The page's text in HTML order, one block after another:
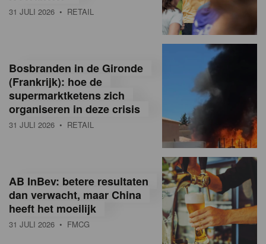
a
n
e
a
31 JULI 2026 • RETAIL
Bosbranden in de Gironde
(Frankrijk): hoe de
supermarktketens zich
organiseren in deze crisis
31 JULI 2026 • RETAIL
AB InBev: betere resultaten
dan verwacht, maar China
heeft het moeilijk
31 JULI 2026 • FMCG